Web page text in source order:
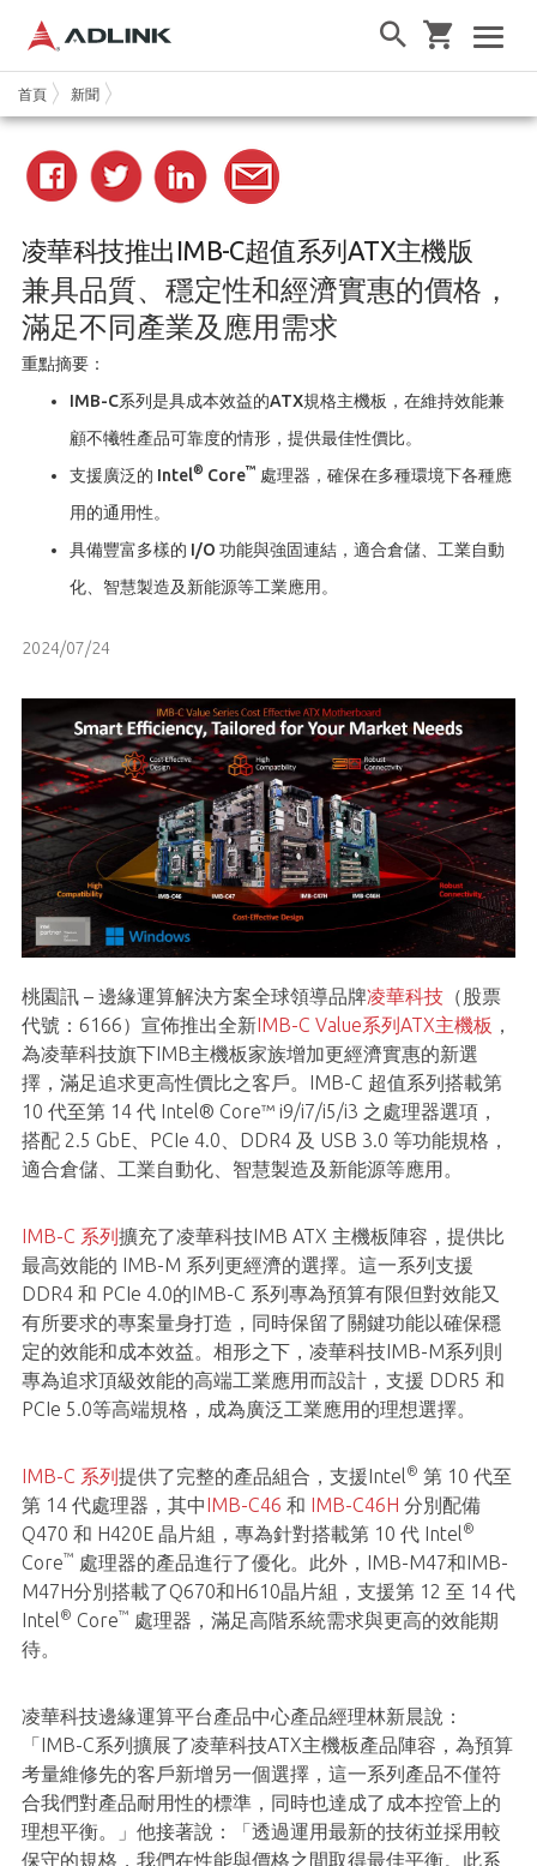
首頁 新聞
凌華科技推出IMB-C超值系列ATX主機版
兼具品質、穩定性和經濟實惠的價格，
滿足不同產業及應用需求
重點摘要：
IMB-C系列是具成本效益的ATX規格主機板，在維持效能兼
顧不犧牲產品可靠度的情形，提供最佳性價比。
支援廣泛的 Intel® Core™ 處理器，確保在多種環境下各種應
用的通用性。
具備豐富多樣的 I/O 功能與強固連結，適合倉儲、工業自動
化、智慧製造及新能源等工業應用。
2024/07/24
桃園訊 – 邊緣運算解決方案全球領導品牌凌華科技（股票
代號：6166）宣佈推出全新IMB-C Value系列ATX主機板 ，
為凌華科技旗下IMB主機板家族增加更經濟實惠的新選
擇，滿足追求更高性價比之客戶。IMB-C 超值系列搭載第
10 代至第 14 代 Intel® Core™ i9/i7/i5/i3 之處理器選項，
搭配 2.5 GbE、PCIe 4.0、DDR4 及 USB 3.0 等功能規格，
適合倉儲、工業自動化、智慧製造及新能源等應用。
IMB-C 系列擴充了凌華科技IMB ATX 主機板陣容，提供比
最高效能的 IMB-M 系列更經濟的選擇。這一系列支援
DDR4 和 PCIe 4.0的IMB-C 系列專為預算有限但對效能又
有所要求的專案量身打造，同時保留了關鍵功能以確保穩
定的效能和成本效益。相形之下，凌華科技IMB-M系列則
專為追求頂級效能的高端工業應用而設計，支援 DDR5 和
PCIe 5.0等高端規格，成為廣泛工業應用的理想選擇。
IMB-C 系列提供了完整的產品組合，支援Intel® 第 10 代至
第 14 代處理器，其中IMB-C46 和 IMB-C46H 分別配備
Q470 和 H420E 晶片組，專為針對搭載第 10 代 Intel®
Core™ 處理器的產品進行了優化。此外，IMB-M47和IMB-
M47H分別搭載了Q670和H610晶片組，支援第 12 至 14 代
Intel® Core™ 處理器，滿足高階系統需求與更高的效能期
待。
凌華科技邊緣運算平台產品中心產品經理林新晨說：
「IMB-C系列擴展了凌華科技ATX主機板產品陣容，為預算
考量維修先的客戶新增另一個選擇，這一系列產品不僅符
合我們對產品耐用性的標準，同時也達成了成本控管上的
理想平衡。」他接著說：「透過運用最新的技術並採用較
保守的規格，我們在性能與價格之間取得最佳平衡。此系